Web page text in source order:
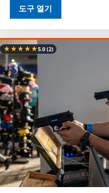
도구 열기
★★★★★5.0(2)